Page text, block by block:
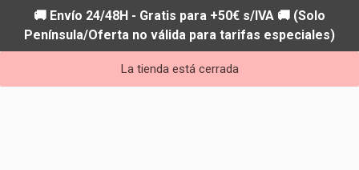
🚚 Envío 24/48H - Gratis para +50€ s/IVA 🚚 (Solo
Península/Oferta no válida para tarifas especiales)
La tienda está cerrada